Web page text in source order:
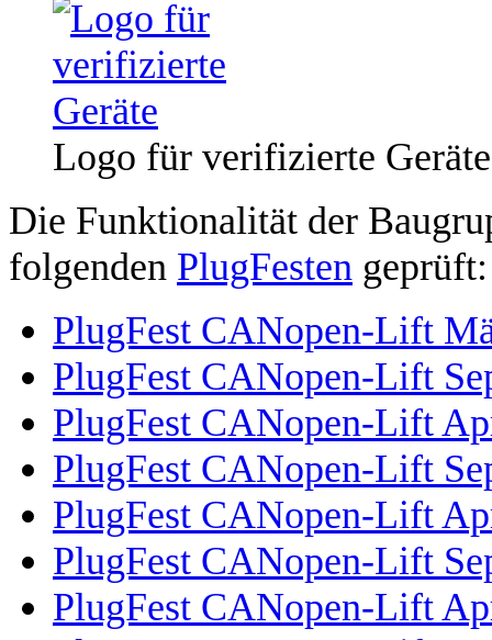
Logo für verifizierte Geräte
Die Funktionalität der
folgenden PlugFesten geprüft:
PlugFest CANopen-Lift
PlugFest CANopen-Lift
PlugFest CANopen-Lift
PlugFest CANopen-Lift
PlugFest CANopen-Lift
PlugFest CANopen-Lift
PlugFest CANopen-Lift